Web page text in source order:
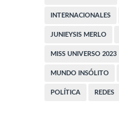
INTERNACIONALES
JUNIEYSIS MERLO
MISS UNIVERSO 2023
MUNDO INSÓLITO
POLÍTICA REDES